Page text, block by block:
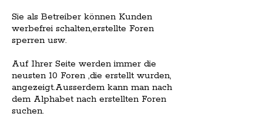
Sie als Betreiber können Kunden
werbefrei schalten,erstellte Foren
sperren usw.
Auf Ihrer Seite werden immer die
neusten 10 Foren ,die erstellt wurden,
angezeigt.Ausserdem kann man nach
dem Alphabet nach erstellten Foren
suchen.